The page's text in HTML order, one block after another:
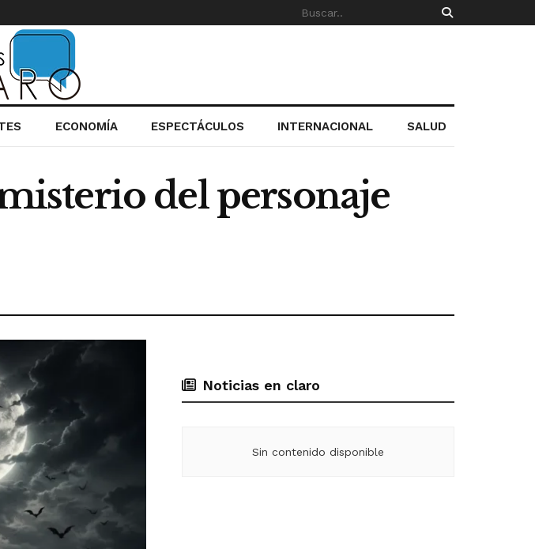
ECONOMÍA ESPECTÁCULOS INTERNACIONAL SALUD
del personaje
Noticias en claro
Sin contenido disponible